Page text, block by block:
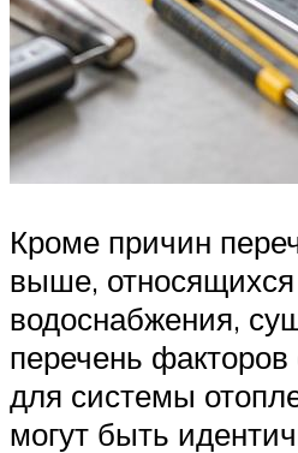
Кроме причин
выше, относящихся
водоснабжения,
перечень
для системы
могут быть